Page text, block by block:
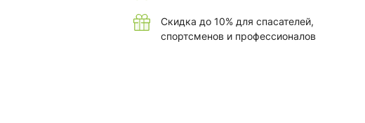
Скидка до 10% для спасателей,
спортсменов и профессионалов